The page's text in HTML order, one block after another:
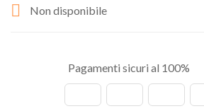
 Non disponibile
Pagamenti sicuri al 100%